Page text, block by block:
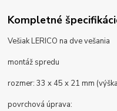
Kompletné
Vešiak LERICO na dve vešania
montáž spredu
rozmer: 33 x 45 x 21 mm
povrchová úprava: